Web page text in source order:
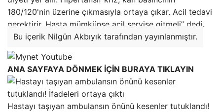
180/120'nin üzerine çıkmasıyla ortaya çıkar. Acil tedavi
gerektirir. Hasta mümkünse acil servise gitmeli” dedi.
Bu içerik Nilgün Akbıyık tarafından yayınlanmıştır.
ANA SAYFAYA DÖNMEK İÇİN BURAYA TIKLAYIN
Hastayı taşıyan ambulansın önünü kesenler tutuklandı!